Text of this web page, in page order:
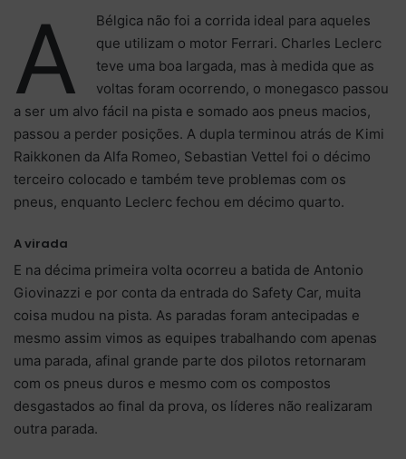
A
Bélgica não foi a corrida ideal para aqueles
que utilizam o motor Ferrari. Charles Leclerc
teve uma boa largada, mas à medida que as
voltas foram ocorrendo, o monegasco passou
a ser um alvo fácil na pista e somado aos pneus macios,
passou a perder posições. A dupla terminou atrás de Kimi
Raikkonen da Alfa Romeo, Sebastian Vettel foi o décimo
terceiro colocado e também teve problemas com os
pneus, enquanto Leclerc fechou em décimo quarto.
A virada
E na décima primeira volta ocorreu a batida de Antonio
Giovinazzi e por conta da entrada do Safety Car, muita
coisa mudou na pista. As paradas foram antecipadas e
mesmo assim vimos as equipes trabalhando com apenas
uma parada, afinal grande parte dos pilotos retornaram
com os pneus duros e mesmo com os compostos
desgastados ao final da prova, os líderes não realizaram
outra parada.